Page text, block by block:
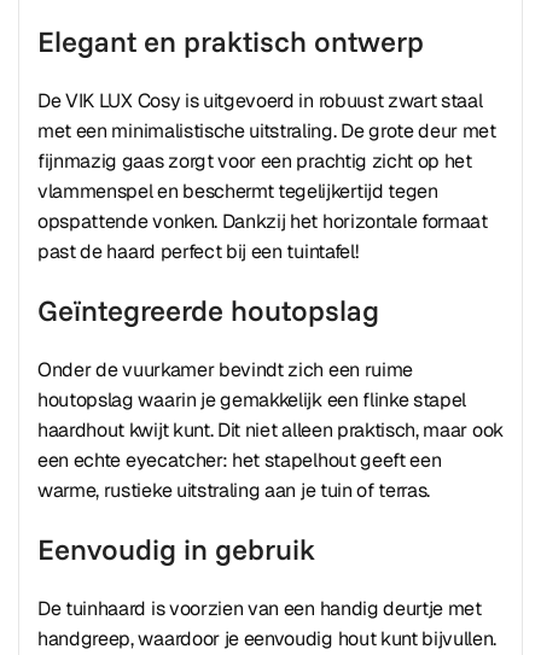
Elegant en praktisch ontwerp
De VIK LUX Cosy is uitgevoerd in robuust zwart staal
met een minimalistische uitstraling. De grote deur met
fijnmazig gaas zorgt voor een prachtig zicht op het
vlammenspel en beschermt tegelijkertijd tegen
opspattende vonken. Dankzij het horizontale formaat
past de haard perfect bij een tuintafel!
Geïntegreerde houtopslag
Onder de vuurkamer bevindt zich een ruime
houtopslag waarin je gemakkelijk een flinke stapel
haardhout kwijt kunt. Dit niet alleen praktisch, maar ook
een echte eyecatcher: het stapelhout geeft een
warme, rustieke uitstraling aan je tuin of terras.
Eenvoudig in gebruik
De tuinhaard is voorzien van een handig deurtje met
handgreep, waardoor je eenvoudig hout kunt bijvullen.